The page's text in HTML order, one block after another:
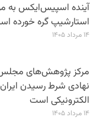
آینده اسپیس‌ایکس به
استارشیپ گره خورده
۱۴ مرداد ۱۴۰۵
مرکز پژوهش‌های
الکترونیکی است
۱۴ مرداد ۱۴۰۵